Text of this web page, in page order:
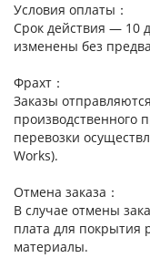
Условия оплаты：
Срок действия — 10
изменены без
Фрахт：
Заказы
производственного
перевозки
Works).
Отмена заказа：
В случае отмены
плата для покрытия
материалы.